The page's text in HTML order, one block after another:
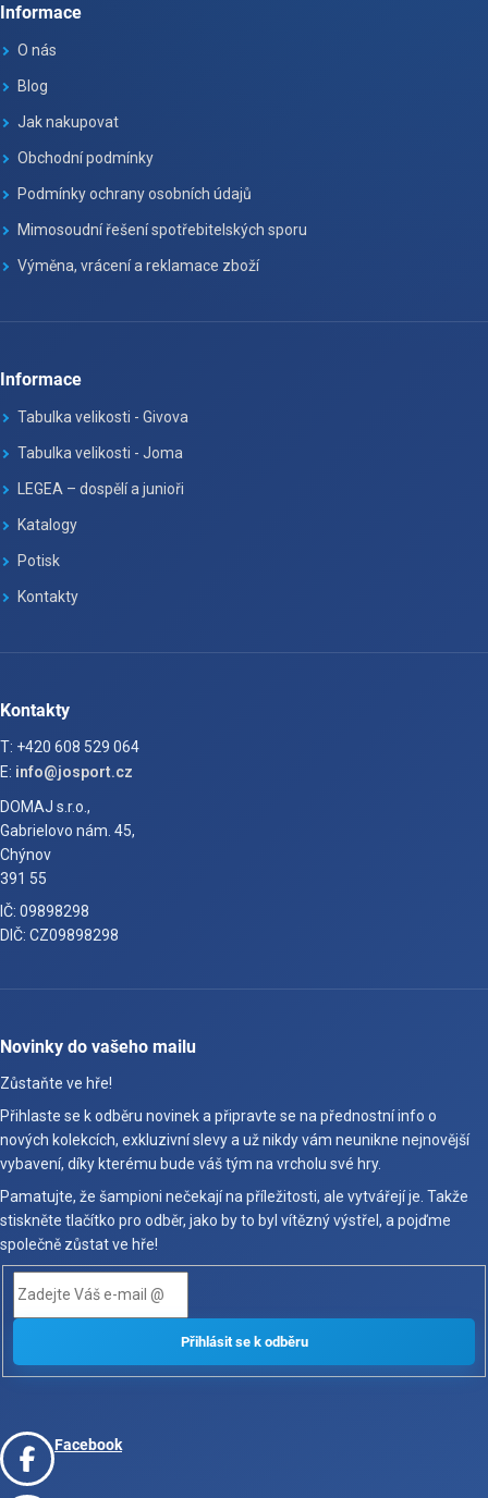
Informace
O nás
Blog
Jak nakupovat
Obchodní podmínky
Podmínky ochrany osobních údajů
Mimosoudní řešení spotřebitelských sporu
Výměna, vrácení a reklamace zboží
Informace
Tabulka velikosti - Givova
Tabulka velikosti - Joma
LEGEA – dospělí a junioři
Katalogy
Potisk
Kontakty
Kontakty
T: +420 608 529 064
E: info@josport.cz
DOMAJ s.r.o.,
Gabrielovo nám. 45,
Chýnov
391 55
IČ: 09898298
DIČ: CZ09898298
Novinky do vašeho mailu
Zůstaňte ve hře!
Přihlaste se k odběru novinek a připravte se na přednostní info o
nových kolekcích, exkluzivní slevy a už nikdy vám neunikne nejnovější
vybavení, díky kterému bude váš tým na vrcholu své hry.
Pamatujte, že šampioni nečekají na příležitosti, ale vytvářejí je. Takže
stiskněte tlačítko pro odběr, jako by to byl vítězný výstřel, a pojďme
společně zůstat ve hře!
Facebook